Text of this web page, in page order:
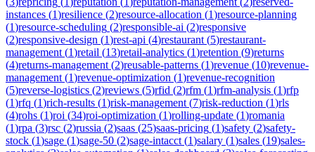
instances (1)resilience (2)resource-allocation (1)resource-planning
(1)resource-scheduling (2)responsible-ai (2)responsive
(2)responsive-design (1)rest-api (4)restaurant (5)restaurant-
management (1)retail (13)retail-analytics (1)retention (9)returns
(4)returns-management (2)reusable-patterns (1)revenue (10)revenue-
management (1)revenue-optimization (1)revenue-recognition
(5)reverse-logistics (2)reviews (5)rfid (2)rfm (1)rfm-analysis (1)rfp
(1)rfq (1)rich-results (1)risk-management (7)risk-reduction (1)rls
(4)rohs (1)roi (34)roi-optimization (1)rolling-update (1)romania
(1)rpa (3)rsc (2)russia (2)saas (25)saas-pricing (1)safety (2)safety-
stock (1)sage (1)sage-50 (2)sage-intacct (1)salary (1)sales (19)sales-